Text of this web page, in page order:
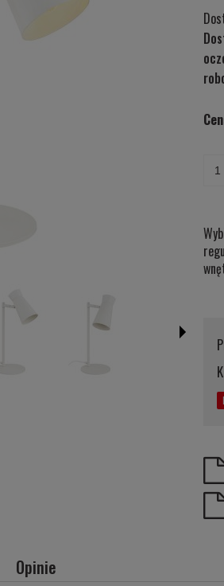
Cena
Opinie